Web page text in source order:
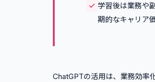
学習後は業務や
期的なキャリア
ChatGPTの活用は、業務効率